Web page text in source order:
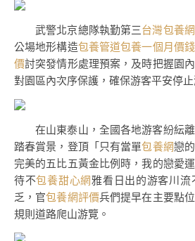
武警北京總隊執勤第三台灣包養網
公場地形構造包養管道包養一個月價錢
價討突發情形處理預案，及時把握園
對園區內次序保護，確保游客平安停止
在山東泰山，全國各地游客紛紜
踏春賞景，登頂「只有當單包養網戀
完美的五比五黃金比例時，我的戀愛
待不包養甜心網雅看日出的游客川
乏，官包養網評價兵們提早在主要點
規則道路爬山游覽。